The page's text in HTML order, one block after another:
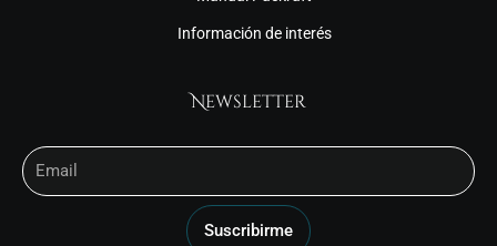
Información de interés
Newsletter
Email
Suscribirme